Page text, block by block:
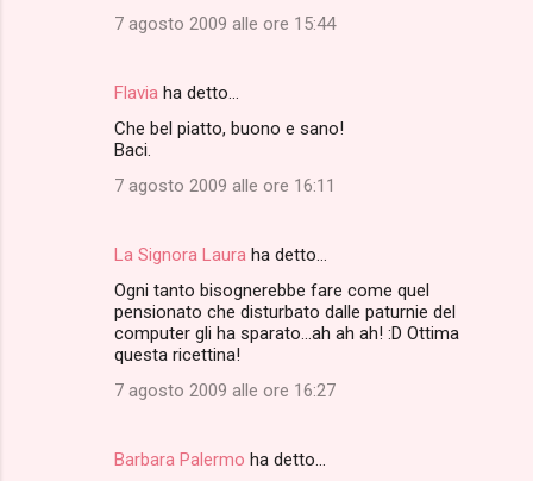
7 agosto 2009 alle ore 15:44
Flavia ha detto…
Che bel piatto, buono e sano!
Baci.
7 agosto 2009 alle ore 16:11
La Signora Laura ha detto…
Ogni tanto bisognerebbe fare come quel
pensionato che disturbato dalle paturnie del
computer gli ha sparato...ah ah ah! :D Ottima
questa ricettina!
7 agosto 2009 alle ore 16:27
Barbara Palermo ha detto…